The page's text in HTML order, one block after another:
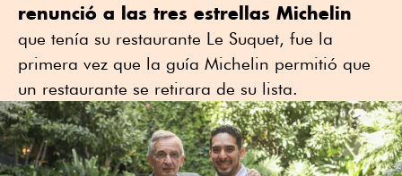
renunció a las tres estrellas Michelin
que tenía su restaurante Le Suquet, fue la
primera vez que la guía Michelin permitió que
un restaurante se retirara de su lista.